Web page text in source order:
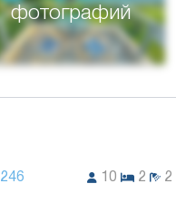
фотографий
246 10 2 2